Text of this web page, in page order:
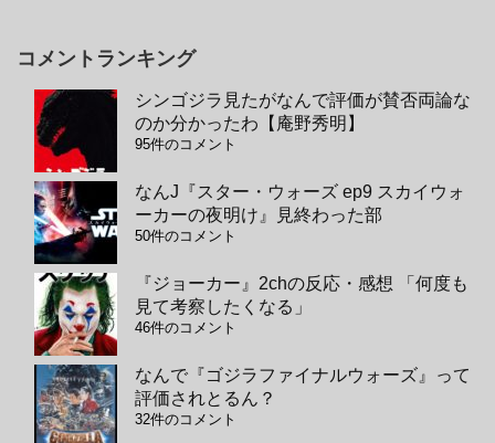
コメントランキング
シンゴジラ見たがなんで評価が賛否両論な
のか分かったわ【庵野秀明】
95件のコメント
なんJ『スター・ウォーズ ep9 スカイウォ
ーカーの夜明け』見終わった部
50件のコメント
『ジョーカー』2chの反応・感想 「何度も
見て考察したくなる」
46件のコメント
なんで『ゴジラファイナルウォーズ』って
評価されとるん？
32件のコメント